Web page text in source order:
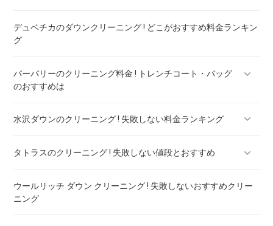
カナダグースのダウンのリペア ! 料金ランキング
デュベチカのダウンクリーニング ! どこがおすすめ料金ランキン
グ
バーバリーのクリーニング料金 ! トレンチコート・バッグ
のおすすめは
バーバリー ダウン クリーニング ! 料金ランキング
水沢ダウンのクリーニング ! 失敗しない料金ランキング
水沢ダウンのリペア ! 料金ランキング
タトラスのクリーニング ! 失敗しない値段とおすすめ
タトラスのダウンのリペア ! 料金ランキング
ウールリッチ ダウン クリーニング ! 失敗しないおすすめクリー
ニング